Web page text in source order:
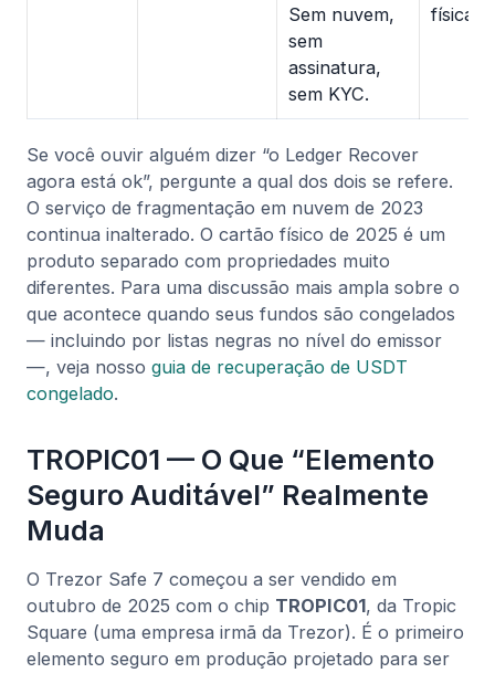
Sem nuvem,
sem
assinatura,
sem KYC.
física.
Se você ouvir alguém dizer “o Ledger Recover
agora está ok”, pergunte a qual dos dois se refere.
O serviço de fragmentação em nuvem de 2023
continua inalterado. O cartão físico de 2025 é um
produto separado com propriedades muito
diferentes. Para uma discussão mais ampla sobre o
que acontece quando seus fundos são congelados
— incluindo por listas negras no nível do emissor
—, veja nosso guia de recuperação de USDT
congelado.
TROPIC01 — O Que “Elemento
Seguro Auditável” Realmente
Muda
O Trezor Safe 7 começou a ser vendido em
outubro de 2025 com o chip TROPIC01, da Tropic
Square (uma empresa irmã da Trezor). É o primeiro
elemento seguro em produção projetado para ser